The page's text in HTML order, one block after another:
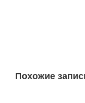
Похожие